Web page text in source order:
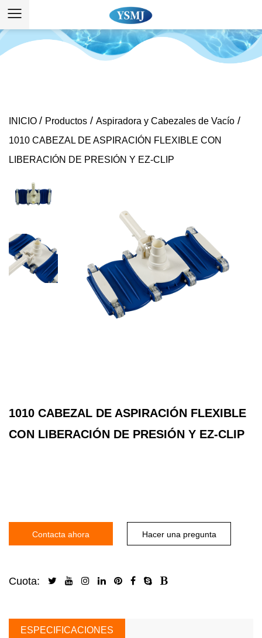
INICIO / Productos / Aspiradora y Cabezales de Vacío /
1010 CABEZAL DE ASPIRACIÓN FLEXIBLE CON
LIBERACIÓN DE PRESIÓN Y EZ-CLIP
1010 CABEZAL DE ASPIRACIÓN FLEXIBLE
CON LIBERACIÓN DE PRESIÓN Y EZ-CLIP
Contacta ahora Hacer una pregunta
Cuota:
ESPECIFICACIONES